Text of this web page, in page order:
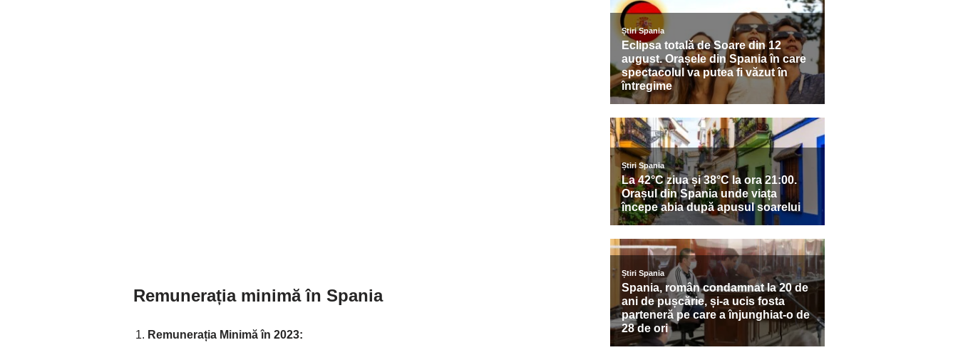
Remunerația minimă în Spania
Remunerația Minimă în 2023: